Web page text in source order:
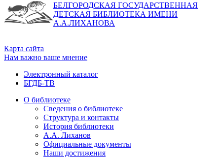
БЕЛГОРОДСКАЯ ГОСУДАРСТВЕННАЯ
ДЕТСКАЯ БИБЛИОТЕКА ИМЕНИ
А.А.ЛИХАНОВА
Карта сайта
Нам важно ваше мнение
Электронный каталог
БГДБ-ТВ
О библиотеке
Сведения о библиотеке
Структура и контакты
История библиотеки
А.А. Лиханов
Официальные документы
Наши достижения